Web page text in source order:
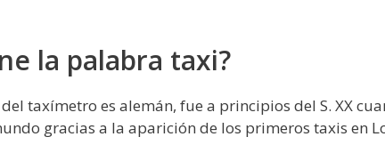
la palabra taxi?
taxímetro es alemán, fue a principios del S. XX
gracias a la aparición de los primeros taxis en